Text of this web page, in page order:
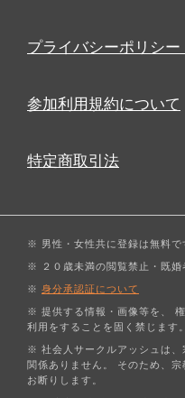
プライバシーポリシー
参加利用規約について
特定商取引法
※ 男性・女性共に登録は無料で
※ ２０歳未満の閲覧禁止・既婚
※ 身分承認証について
※ 提供する情報・画像等を、
利用をすることを固く禁じます。
※ 社会人サークルアッシュは、
関係ありません。 そのため、
お断りします。